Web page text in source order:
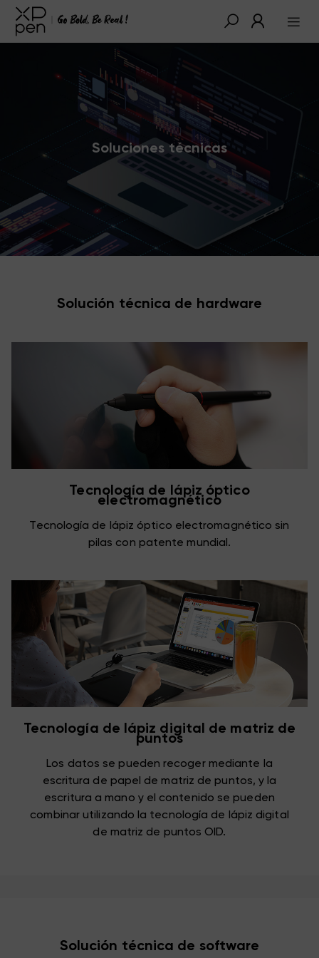
Soluciones técnicas
Solución técnica de hardware
Tecnología de lápiz óptico
electromagnético
Tecnología de lápiz óptico electromagnético sin
pilas con patente mundial.
Tecnología de lápiz digital de matriz de
puntos
Los datos se pueden recoger mediante la
escritura de papel de matriz de puntos, y la
escritura a mano y el contenido se pueden
combinar utilizando la tecnología de lápiz digital
de matriz de puntos OID.
Solución técnica de software